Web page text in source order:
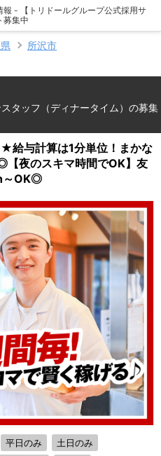
報 - 【トリドールグループ公式採用サ
募集中
所沢市
タッフ（ディナータイム）の募集
給与計算は1分単位！まかな
夜のスキマ時間でOK】友
～OK◎
平日のみ
土日のみ